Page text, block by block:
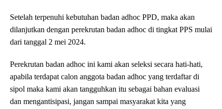
Setelah terpenuhi kebutuhan badan adhoc PPD, maka akan
dilanjutkan dengan perekrutan badan adhoc di tingkat PPS mulai
dari tanggal 2 mei 2024.
Perekrutan badan adhoc ini kami akan seleksi secara hati-hati,
apabila terdapat calon anggota badan adhoc yang terdaftar di
sipol maka kami akan tangguhkan itu sebagai bahan evaluasi
dan mengantisipasi, jangan sampai masyarakat kita yang